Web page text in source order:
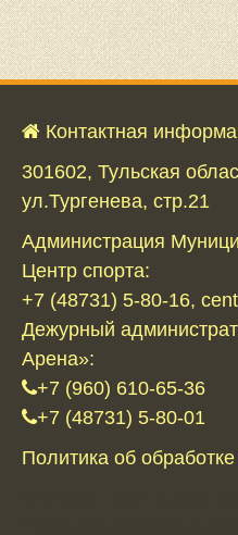
Контактная
301602, Тульская
ул.Тургенева, стр.21
Администрация
Центр спорта:
+7 (48731) 5-80-16,
Дежурный
Арена»:
+7 (960) 610-65-36
+7 (48731) 5-80-01
Политика об